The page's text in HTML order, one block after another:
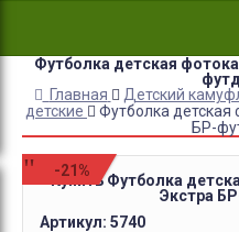
Футболка детская
Главная
Детский
детские
Футболка
БР-
-21%
Купить Футболка
Экстра
Артикул: 5740